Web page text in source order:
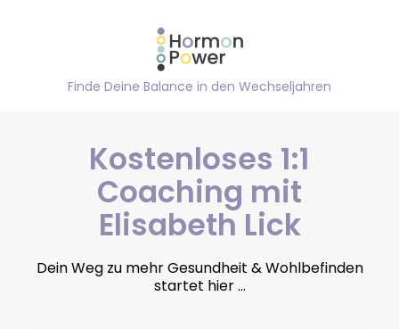
Finde Deine Balance in den Wechseljahren
Kostenloses 1:1
Coaching mit
Elisabeth Lick
Dein Weg zu mehr Gesundheit & Wohlbefinden
startet hier ...